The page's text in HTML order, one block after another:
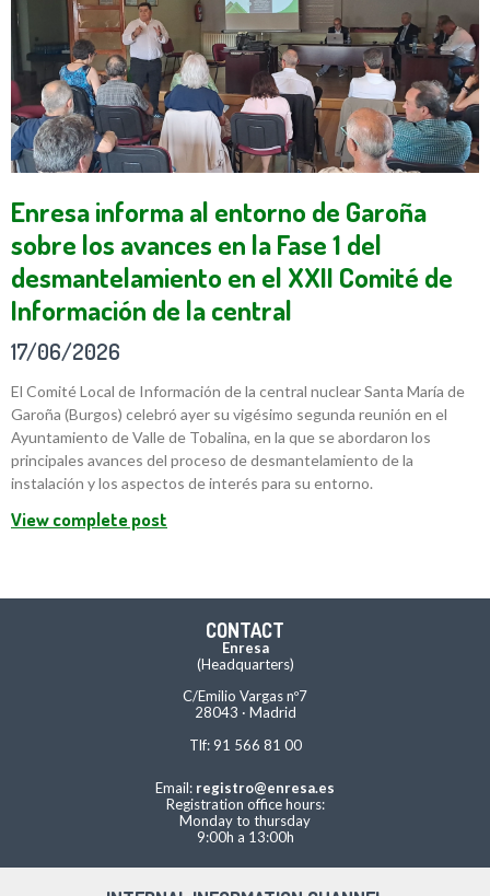
Enresa informa al entorno de Garoña
sobre los avances en la Fase 1 del
desmantelamiento en el XXII Comité de
Información de la central
17/06/2026
El Comité Local de Información de la central nuclear Santa María de
Garoña (Burgos) celebró ayer su vigésimo segunda reunión en el
Ayuntamiento de Valle de Tobalina, en la que se abordaron los
principales avances del proceso de desmantelamiento de la
instalación y los aspectos de interés para su entorno.
View complete post
CONTACT
Enresa
(Headquarters)
C/Emilio Vargas nº7
28043 · Madrid
Tlf: 91 566 81 00
Email: registro@enresa.es
Registration office hours:
Monday to thursday
9:00h a 13:00h